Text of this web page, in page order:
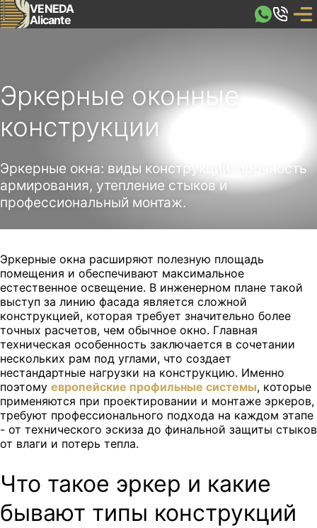
VENEDA
Alicante
Эркерные оконные
конструкции
Эркерные окна: виды конструкций, прочность
армирования, утепление стыков и
профессиональный монтаж.
Эркерные окна расширяют полезную площадь
помещения и обеспечивают максимальное
естественное освещение. В инженерном плане такой
выступ за линию фасада является сложной
конструкцией, которая требует значительно более
точных расчетов, чем обычное окно. Главная
техническая особенность заключается в сочетании
нескольких рам под углами, что создает
нестандартные нагрузки на конструкцию. Именно
поэтому европейские профильные системы, которые
применяются при проектировании и монтаже эркеров,
требуют профессионального подхода на каждом этапе
- от технического эскиза до финальной защиты стыков
от влаги и потерь тепла.
Что такое эркер и какие
бывают типы конструкций